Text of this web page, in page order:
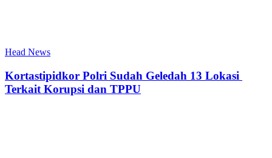
Head News
Kortastipidkor Polri Sudah Geledah 13 Lokasi
Terkait Korupsi dan TPPU